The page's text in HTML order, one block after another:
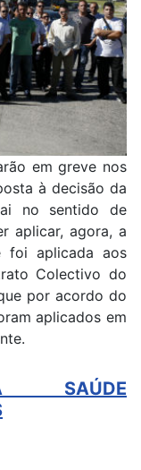
em greve nos
à decisão da
no sentido de
aplicar, agora, a
foi aplicada aos
Colectivo do
por acordo do
aplicados em
SAÚDE